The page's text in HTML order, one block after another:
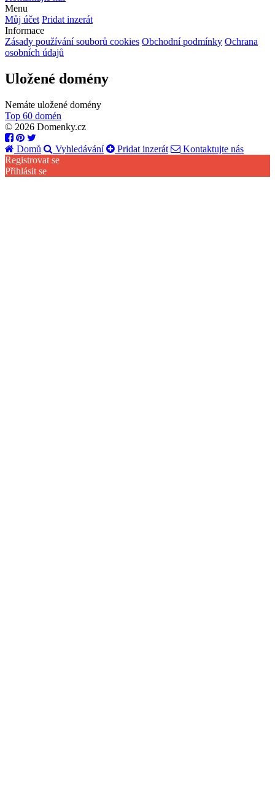
Menu
Můj účet Pridat inzerát
Informace
Zásady používání souborů cookies Obchodní podmínky Ochrana
osobních údajů
Uložené domény
Nemáte uložené domény
Top 60 domén
© 2026 Domenky.cz
Domů Vyhledávání Pridat inzerát
Kontaktujte nás
Registrovat se
Přihlásit se